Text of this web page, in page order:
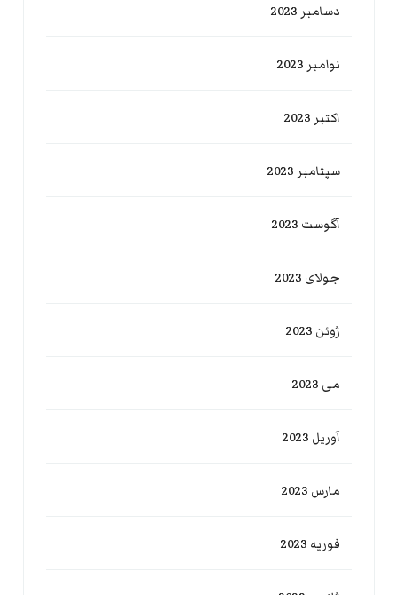
دسامبر 2023
نوامبر 2023
اکتبر 2023
سپتامبر 2023
آگوست 2023
جولای 2023
ژوئن 2023
می 2023
آوریل 2023
مارس 2023
فوریه 2023